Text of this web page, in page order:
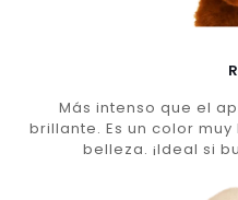
Más intenso que el
brillante. Es un color
belleza. ¡Ideal si